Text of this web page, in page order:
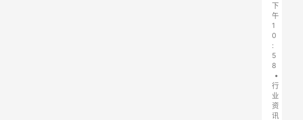
下
午
1
0
:
5
8
•
行
业
资
讯